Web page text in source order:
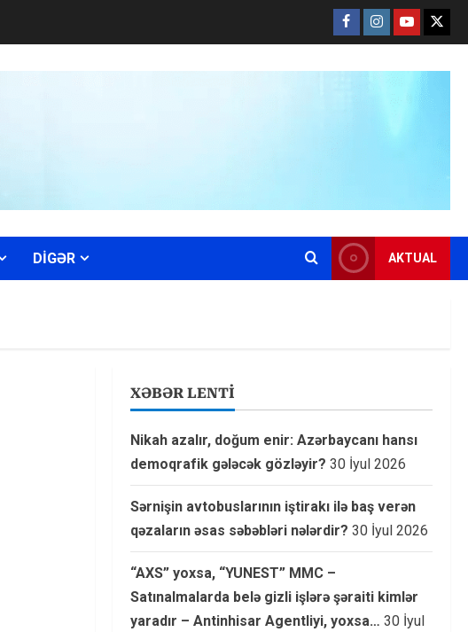
Facebook
Instagram
Youtube
X
DİGƏR AKTUAL
XƏBƏR LENTİ
Nikah azalır, doğum enir: Azərbaycanı hansı
demoqrafik gələcək gözləyir? 30 İyul 2026
Sərnişin avtobuslarının iştirakı ilə baş verən
qəzaların əsas səbəbləri nələrdir? 30 İyul 2026
“AXS” yoxsa, “YUNEST” MMC –
Satınalmalarda belə gizli işlərə şəraiti kimlər
yaradır – Antinhisar Agentliyi, yoxsa… 30 İyul